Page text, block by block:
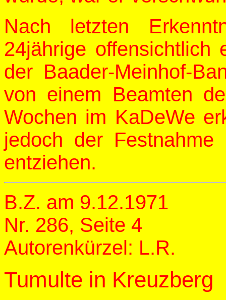
Nach letzten
24jährige offensichtlich
der Baader-Meinhof-
von einem Beamten
Wochen im KaDeWe
jedoch der
entziehen.
B.Z. am 9.12.1971
Nr. 286, Seite 4
Autorenkürzel: L.R.
Tumulte in Kreuzberg